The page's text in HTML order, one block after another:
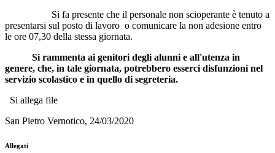
Si fa presente che il personale non scioperante è tenuto a
presentarsi sul posto di lavoro o comunicare la non adesione entro
le ore 07,30 della stessa giornata.
Si rammenta ai genitori degli alunni e all'utenza in
genere, che, in tale giornata, potrebbero esserci disfunzioni nel
servizio scolastico e in quello di segreteria.
Si allega file
San Pietro Vernotico, 24/03/2020
Allegati